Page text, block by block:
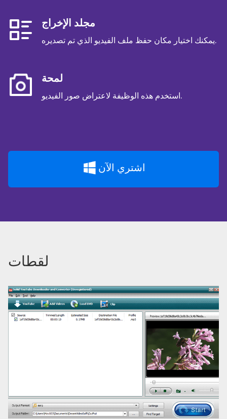
مجلد الإخراج
يمكنك اختيار مكان حفظ ملف الفيديو الذي تم تصديره.
لمحة
استخدم هذه الوظيفة لاعتراض صور الفيديو.
اشتري الآن
لقطات